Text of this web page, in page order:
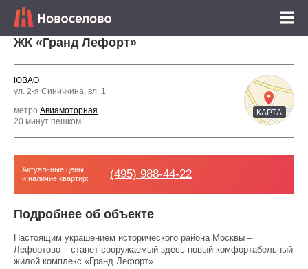
ЖК «Гранд Лефорт»
ЮВАО
ул. 2-я Синичкина, вл. 1
метро Авиамоторная
20 минут пешком
КАРТА
Актуальные цены
и наличие квартир:
(495) 988-44-22
Подробнее об объекте
Настоящим украшением исторического района Москвы –
Лефортово – станет сооружаемый здесь новый комфортабельный
жилой комплекс «Гранд Лефорт».